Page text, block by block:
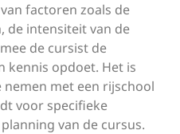
factoren zoals de
de intensiteit van de
de cursist de
kennis opdoet. Het is
met een rijschool
voor specifieke
van de cursus.